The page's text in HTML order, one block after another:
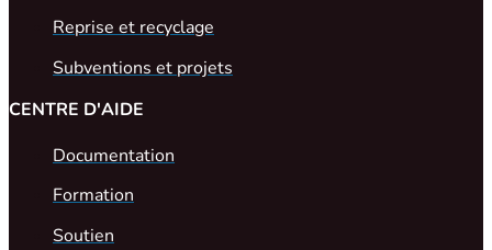
Reprise et recyclage
Subventions et projets
CENTRE D'AIDE
Documentation
Formation
Soutien